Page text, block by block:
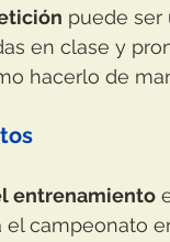
puede ser
en clase y
hacerlo de
entrenamiento
campeonato